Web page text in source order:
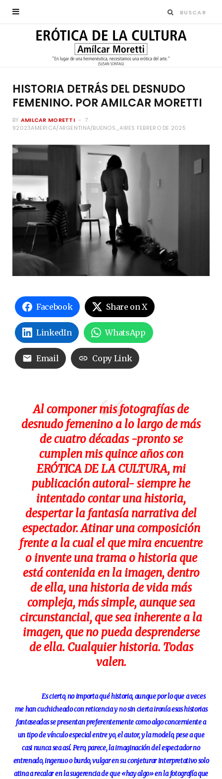
HISTORIA DETRÁS DEL DESNUDO
FEMENINO. POR AMILCAR MORETTI
BY AMILCAR MORETTI
7
92023AMERICA/ARGENTINA/BUENOS_AIRES FEBRERO DE 2025
Facebook Share on X
LinkedIn WhatsApp
Email Copy Link
Al componer mis fotografías de
desnudo femenino a lo largo de más
de cuatro décadas -pronto se
cumplen mis quince años con
ERÓTICA DE LA CULTURA, mi
publicación autoral- siempre he
intentado contar una historia,
despertar la fantasía narrativa del
espectador. Atinar una composición
frente a la cual el que mira encuentre
o invente una trama o historia que
está contenida en la imagen, dentro
de ella, una historia de vida más
compleja, más simple, aunque sea
circunstancial, que sea inherente a la
imagen, que no pueda desprenderse
de ella. Cualquier historia. Todas
valen.
Es cierto, no importa qué historia, aunque por lo que a veces
me han cuchicheado con reticencia y no sin cierta ironía esas historias
fantaseadas se presentan preferentemente como algo concerniente a
un tipo de vínculo especial entre yo, el autor, y la modelo, pese a que
casi nunca sea así. Pero, parece, la imaginación del espectador no
entrenado, ingenuo o burdo, vulgar en su conjeturar interpretativo solo
atina a recalar en la sugerencia de que «hay algo» en la fotografía que